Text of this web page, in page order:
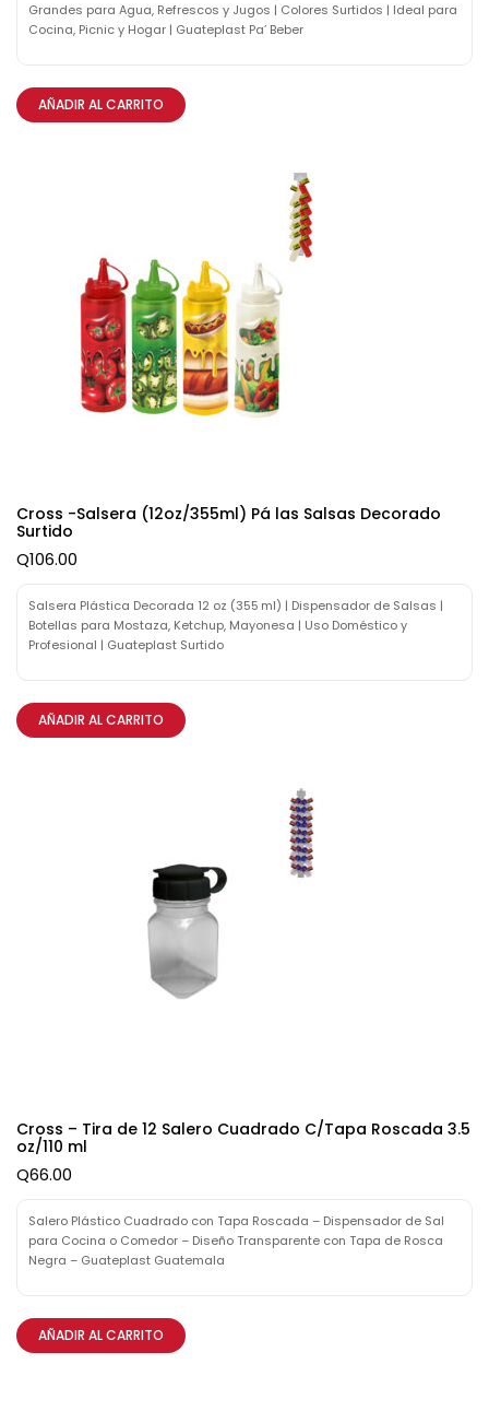
Grandes para Agua, Refrescos y Jugos | Colores Surtidos | Ideal para
Cocina, Picnic y Hogar | Guateplast Pa’ Beber
AÑADIR AL CARRITO
Cross -Salsera (12oz/355ml) Pá las Salsas Decorado
Surtido
Q106.00
Salsera Plástica Decorada 12 oz (355 ml) | Dispensador de Salsas |
Botellas para Mostaza, Ketchup, Mayonesa | Uso Doméstico y
Profesional | Guateplast Surtido
AÑADIR AL CARRITO
Cross – Tira de 12 Salero Cuadrado C/Tapa Roscada 3.5
oz/110 ml
Q66.00
Salero Plástico Cuadrado con Tapa Roscada – Dispensador de Sal
para Cocina o Comedor – Diseño Transparente con Tapa de Rosca
Negra – Guateplast Guatemala
AÑADIR AL CARRITO